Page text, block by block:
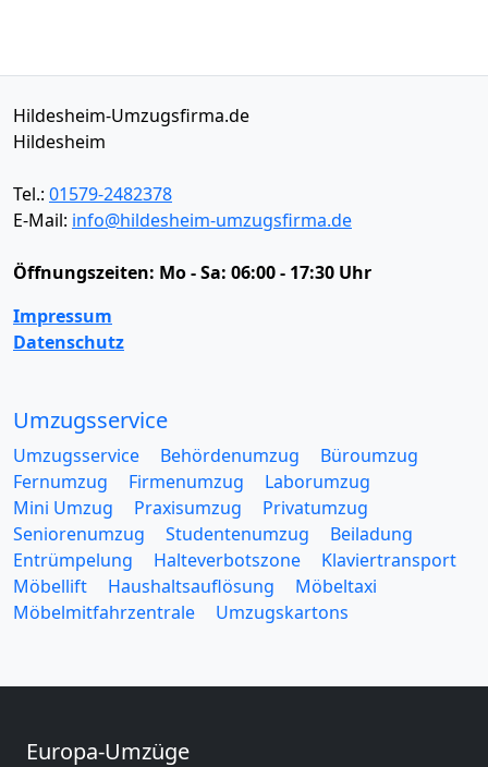
Hildesheim-Umzugsfirma.de
Hildesheim
Tel.: 01579-2482378
E-Mail: info@hildesheim-umzugsfirma.de
Öffnungszeiten: Mo - Sa: 06:00 - 17:30 Uhr
Impressum
Datenschutz
Umzugsservice
Umzugsservice Behördenumzug
Büroumzug
Fernumzug
Firmenumzug
Laborumzug
Mini Umzug
Praxisumzug
Privatumzug
Seniorenumzug
Studentenumzug
Beiladung
Entrümpelung
Halteverbotszone
Klaviertransport
Möbellift
Haushaltsauflösung
Möbeltaxi
Möbelmitfahrzentrale
Umzugskartons
Europa-Umzüge